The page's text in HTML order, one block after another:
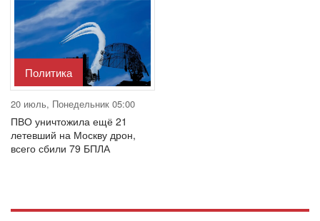
Политика
20 июль, Понедельник 05:00
ПВО уничтожила ещё 21
летевший на Москву дрон,
всего сбили 79 БПЛА